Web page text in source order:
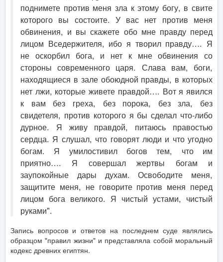
поднимете против меня зла к этому богу, в свите
которого вы состоите. У вас нет против меня
обвинения, и вы скажете обо мне правду перед
лицом Вседержителя, ибо я творил правду…. Я
не оскорбил бога, и нет к мне обвинения со
стороны современного царя. Слава вам, боги,
находящиеся в зале обоюдной правды, в которых
нет лжи, которые живете правдой…. Вот я явился
к вам без греха, без порока, без зла, без
свидетеля, против которого я бы сделал что-либо
дурное. Я живу правдой, питаюсь правостью
сердца. Я слушал, что говорят люди и что угодно
богам. Я умилостивил богов тем, что им
приятно…. Я совершал жертвы богам и
заупокойные дары духам. Освободите меня,
защитите меня, не говорите против меня перед
лицом бога великого. Я чистый устами, чистый
руками".
Запись вопросов и ответов на последнем суде являлись
образцом "правил жизни" и представляла собой моральный
кодекс древних египтян.